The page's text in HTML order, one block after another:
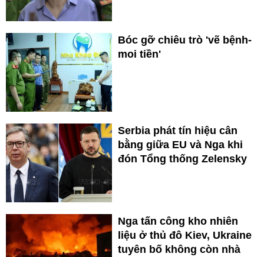
Bóc gỡ chiêu trò 'vẽ bệnh-
moi tiền'
Serbia phát tín hiệu cân
bằng giữa EU và Nga khi
đón Tổng thống Zelensky
Nga tấn công kho nhiên
liệu ở thủ đô Kiev, Ukraine
tuyên bố không còn nhà